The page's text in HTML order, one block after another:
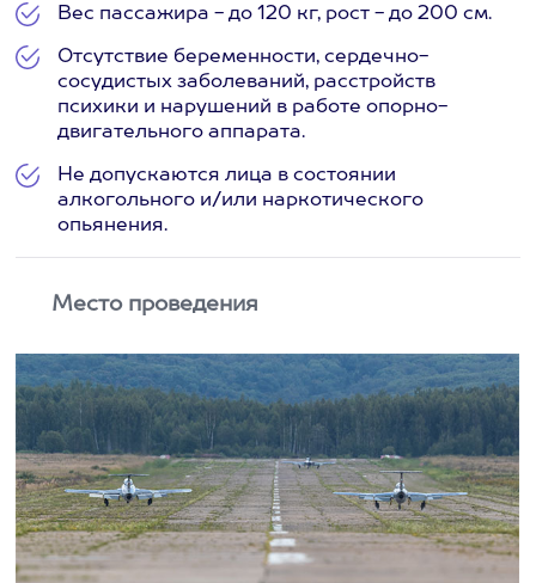
Вес пассажира - до 120 кг, рост - до 200 см.
Отсутствие беременности, сердечно-
сосудистых заболеваний, расстройств
психики и нарушений в работе опорно-
двигательного аппарата.
Не допускаются лица в состоянии
алкогольного и/или наркотического
опьянения.
Место проведения